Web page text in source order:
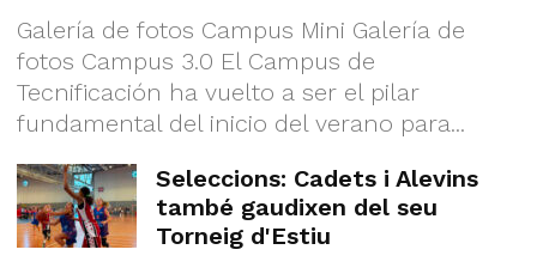
Galería de fotos Campus Mini Galería de
fotos Campus 3.0 El Campus de
Tecnificación ha vuelto a ser el pilar
fundamental del inicio del verano para...
Seleccions: Cadets i Alevins
també gaudixen del seu
Torneig d'Estiu